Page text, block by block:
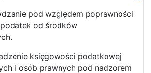
pod względem poprawności
od środków
księgowości podatkowej
i osób prawnych pod nadzorem